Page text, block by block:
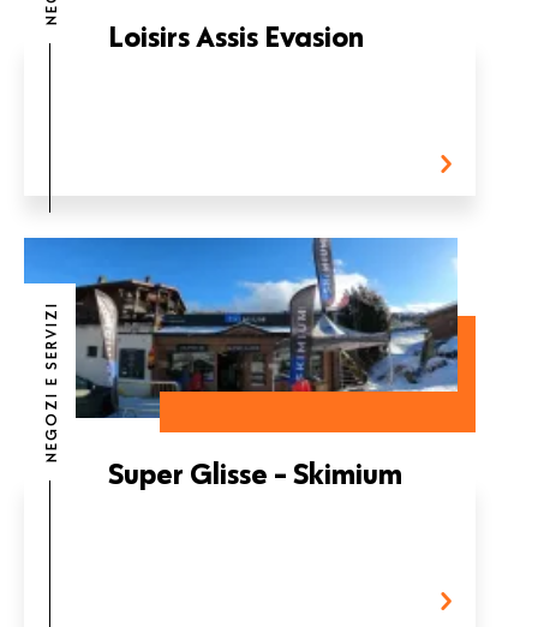
Loisirs Assis Evasion
NEGOZI E SERVIZI
Super Glisse - Skimium